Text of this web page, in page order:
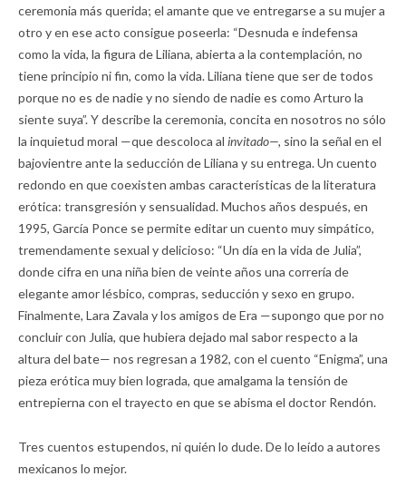
ceremonia más querida; el amante que ve entregarse a su mujer a
otro y en ese acto consigue poseerla: “Desnuda e indefensa
como la vida, la figura de Liliana, abierta a la contemplación, no
tiene principio ni fin, como la vida. Liliana tiene que ser de todos
porque no es de nadie y no siendo de nadie es como Arturo la
siente suya”. Y describe la ceremonia, concita en nosotros no sólo
la inquietud moral —que descoloca al invitado—, sino la señal en el
bajovientre ante la seducción de Liliana y su entrega. Un cuento
redondo en que coexisten ambas características de la literatura
erótica: transgresión y sensualidad. Muchos años después, en
1995, García Ponce se permite editar un cuento muy simpático,
tremendamente sexual y delicioso: “Un día en la vida de Julia”,
donde cifra en una niña bien de veinte años una correría de
elegante amor lésbico, compras, seducción y sexo en grupo.
Finalmente, Lara Zavala y los amigos de Era —supongo que por no
concluir con Julia, que hubiera dejado mal sabor respecto a la
altura del bate— nos regresan a 1982, con el cuento “Enigma”, una
pieza erótica muy bien lograda, que amalgama la tensión de
entrepierna con el trayecto en que se abisma el doctor Rendón.
Tres cuentos estupendos, ni quién lo dude. De lo leído a autores
mexicanos lo mejor.